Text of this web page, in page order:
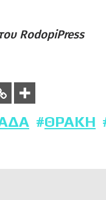
RodopiPress
ΘΡΆΚΗ